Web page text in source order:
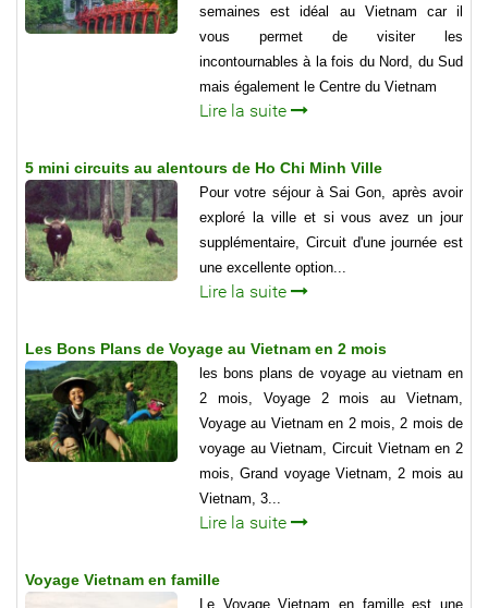
semaines est idéal au Vietnam car il
vous permet de visiter les
incontournables à la fois du Nord, du Sud
mais également le Centre du Vietnam
Lire la suite
5 mini circuits au alentours de Ho Chi Minh Ville
Pour votre séjour à Sai Gon, après avoir
exploré la ville et si vous avez un jour
supplémentaire, Circuit d'une journée est
une excellente option...
Lire la suite
Les Bons Plans de Voyage au Vietnam en 2 mois
les bons plans de voyage au vietnam en
2 mois, Voyage 2 mois au Vietnam,
Voyage au Vietnam en 2 mois, 2 mois de
voyage au Vietnam, Circuit Vietnam en 2
mois, Grand voyage Vietnam, 2 mois au
Vietnam, 3...
Lire la suite
Voyage Vietnam en famille
Le Voyage Vietnam en famille est une